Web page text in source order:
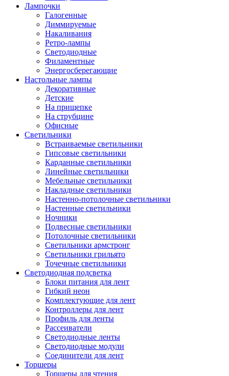
Лампочки
Галогенные
Диммируемые
Накаливания
Ретро-лампы
Светодиодные
Филаментные
Энергосберегающие
Настольные лампы
Декоративные
Детские
На прищепке
На струбцине
Офисные
Светильники
Встраиваемые светильники
Гипсовые светильники
Карданные светильники
Линейные светильники
Мебельные светильники
Накладные светильники
Настенно-потолочные светильники
Настенные светильники
Ночники
Подвесные светильники
Потолочные светильники
Светильники армстронг
Светильники грильято
Точечные светильники
Светодиодная подсветка
Блоки питания для лент
Гибкий неон
Комплектующие для лент
Контроллеры для лент
Профиль для ленты
Рассеиватели
Светодиодные ленты
Светодиодные модули
Соединители для лент
Торшеры
Торшеры для чтения